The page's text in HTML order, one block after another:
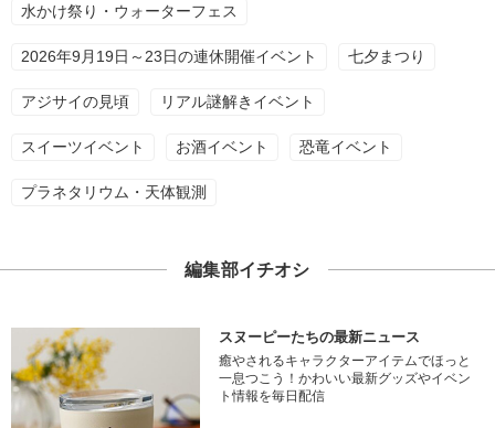
水かけ祭り・ウォーターフェス
2026年9月19日～23日の連休開催イベント 七夕まつり
アジサイの見頃 リアル謎解きイベント
スイーツイベント お酒イベント 恐竜イベント
プラネタリウム・天体観測
編集部イチオシ
スヌーピーたちの最新ニュース
癒やされるキャラクターアイテムでほっと
一息つこう！かわいい最新グッズやイベン
ト情報を毎日配信